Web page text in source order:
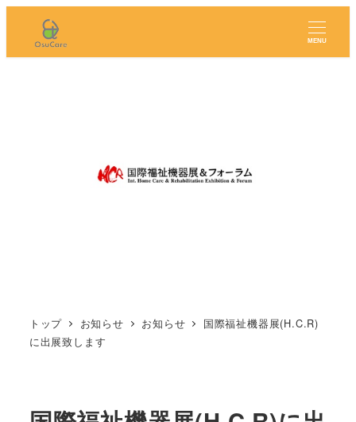
MENU
トップ お知らせ お知らせ
国際福祉機器展(H.C.R)
に出展致します